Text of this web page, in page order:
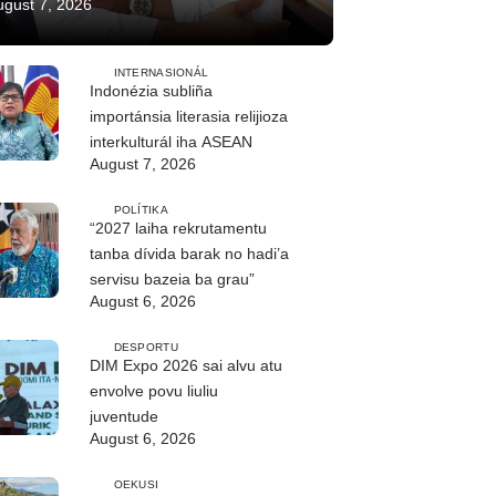
7, 2026
INTERNASIONÁL
Indonézia subliña
importánsia literasia relijioza
interkulturál iha ASEAN
August 7, 2026
POLÍTIKA
“2027 laiha rekrutamentu
tanba dívida barak no hadi’a
servisu bazeia ba grau”
August 6, 2026
DESPORTU
DIM Expo 2026 sai alvu atu
envolve povu liuliu
juventude
August 6, 2026
OEKUSI